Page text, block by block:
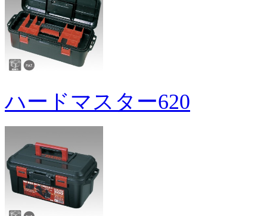
ハードマスター620